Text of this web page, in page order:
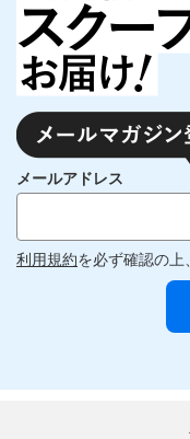
メールアドレス
利用規約を必ず確認の上